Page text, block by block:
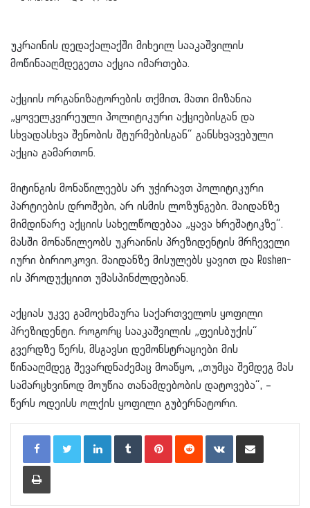
უკრაინის დედაქალაქში მიხეილ სააკაშვილის
მოწინააღმდეგეთა აქცია იმართება.
აქციის ორგანიზატორების თქმით, მათი მიზანია
„ყოველკვირეული პოლიტიკური აქციებისგან და
სხვადასხვა შენობის შტურმებისგან“ განსხვავებული
აქცია გამართონ.
მიტინგის მონაწილეებს არ უჭირავთ პოლიტიკური
პარტიების დროშები, არ ისმის ლოზუნგები. მაიდანზე
მიმდინარე აქციის სახელწოდებაა „ყავა ხრეშატიკზე“.
მასში მონაწილეობს უკრაინის პრეზიდენტის მრჩეველი
იური ბირიოკოვი. მაიდანზე მისულებს ყავით და Roshen-
ის პროდუქციით უმასპინძლდებიან.
აქციას უკვე გამოეხმაურა საქართველოს ყოფილი
პრეზიდენტი. როგორც სააკაშვილის „ფეისბუქის“
გვერდზე წერს, მსგავსი დემონსტრაციები მის
წინააღმდეგ შევარდნაძემაც მოაწყო, „თუმცა შემდეგ მას
სამარცხვინოდ მოუწია თანამდებობის დატოვება“, –
წერს ოდეისს ოლქის ყოფილი გუბერნატორი.
LinkedInTumblr PinterestReddit VKontakteShare via Email
Print